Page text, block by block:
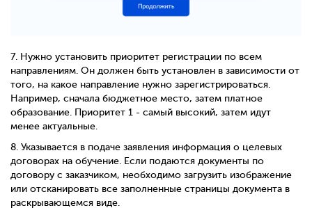
7. Нужно установить приоритет регистрации по всем
направлениям. Он должен быть установлен в зависимости от
того, на какое направление нужно зарегистрироваться.
Например, сначала бюджетное место, затем платное
образование. Приоритет 1 - самый высокий, затем идут
менее актуальные.
8. Указывается в подаче заявления информация о целевых
договорах на обучение. Если подаются документы по
договору с заказчиком, необходимо загрузить изображение
или отсканировать все заполненные страницы документа в
раскрывающемся виде.